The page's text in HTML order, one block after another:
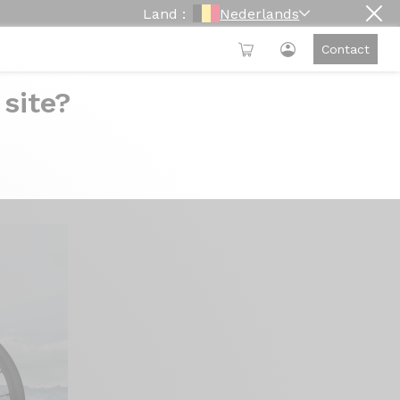
Land : Nederlands
Contact